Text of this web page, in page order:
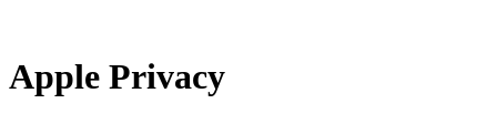
Apple Privacy